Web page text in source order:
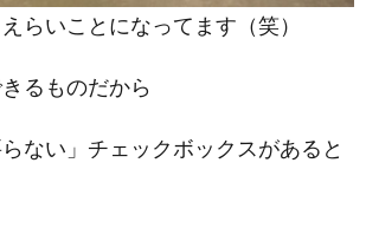
らいことになってます（笑）
るものだから
ない」チェックボックスがあると